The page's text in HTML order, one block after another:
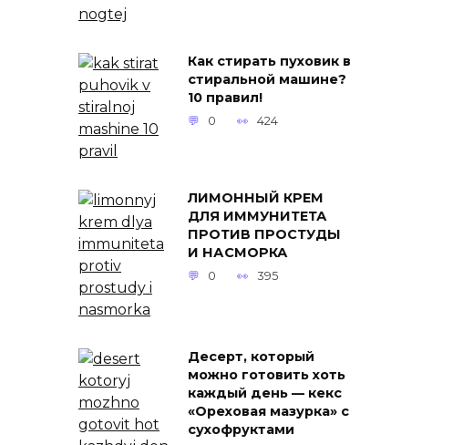
Как стирать пуховик в
стиральной машине?
10 правил!
0 424
ЛИМОННЫЙ КРЕМ
ДЛЯ ИММУНИТЕТА
ПРОТИВ ПРОСТУДЫ
И НАСМОРКА
0 395
Десерт, который
можно готовить хоть
каждый день — кекс
«Ореховая мазурка» с
сухофруктами